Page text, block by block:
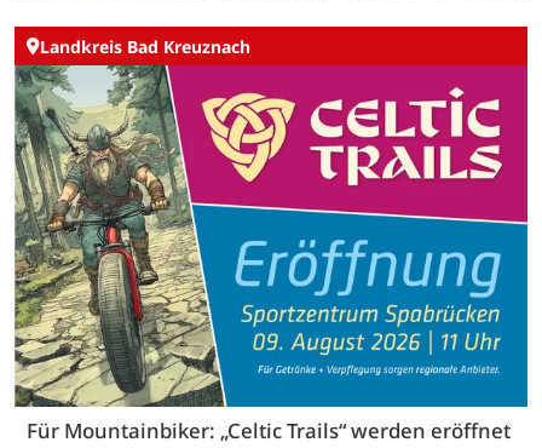
Landkreis Bad Kreuznach
Für Mountainbiker: „Celtic Trails“ werden eröffnet